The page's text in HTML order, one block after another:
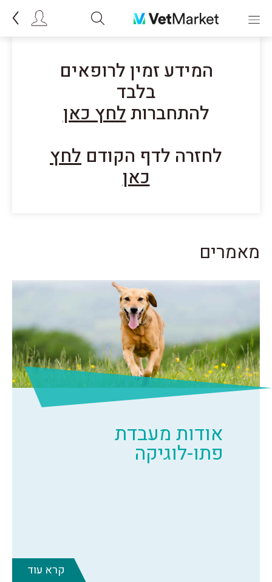
המידע זמין לרופאים
בלבד
להתחברותלחץ כאן
לחזרה לדף הקודם לחץ
כאן
מאמרים
אודות מעבדת
פתו-לוגיקה
קרא עוד